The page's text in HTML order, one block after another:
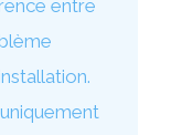
entre